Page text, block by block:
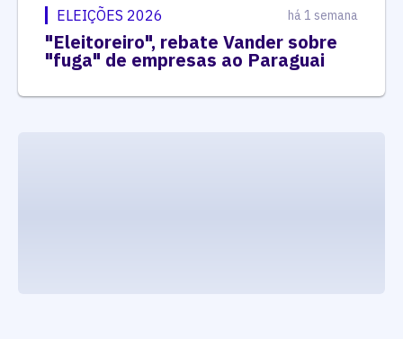
ELEIÇÕES 2026 há 1 semana
"Eleitoreiro", rebate Vander sobre
"fuga" de empresas ao Paraguai